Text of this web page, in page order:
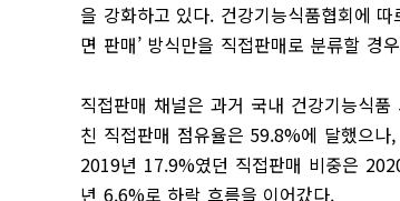
을 강화하고 있다. 건강기능식품협회에
면 판매’ 방식만을 직접판매로 분류할 경
직접판매 채널은 과거 국내 건강기능식
친 직접판매 점유율은 59.8%에 달했으
2019년 17.9%였던 직접판매 비중은
년 6.6%로 하락 흐름을 이어갔다.